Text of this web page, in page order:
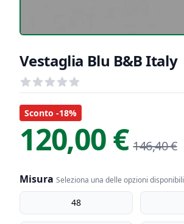
Vestaglia Blu B&B Italy
Recensioni
out of 5 stars
Informazioni Prodotto
Descrizione riassuntiva
Sconto -18%
120,00 € 146,40 €
Misura Seleziona una delle opzioni disponibili
Misura 48